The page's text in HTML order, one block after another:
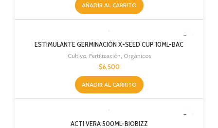
AÑADIR AL CARRITO
ESTIMULANTE GERMINACIÓN X-SEED CUP 10ML-BAC
Cultivo, Fertilización Orgánicos
$6,500
AÑADIR AL CARRITO
ACTI VERA 500ML-BIOBIZZ